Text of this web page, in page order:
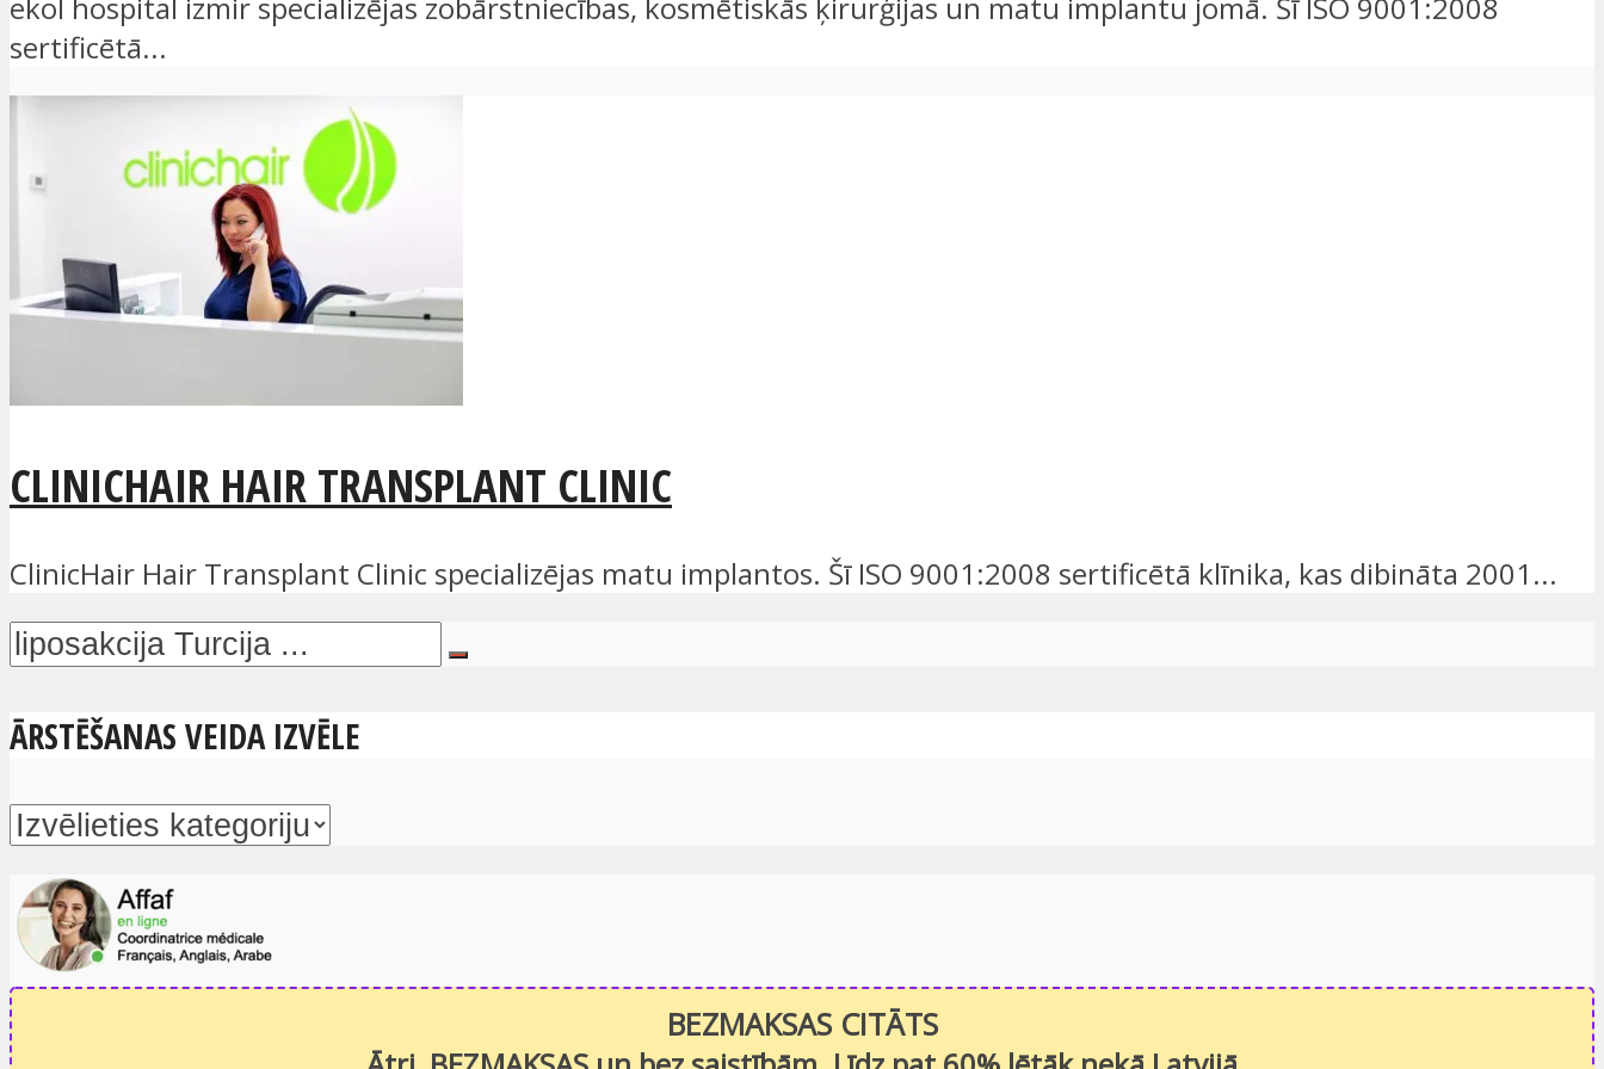
sertificētā...
CLINICHAIR HAIR TRANSPLANT CLINIC
ClinicHair Hair Transplant Clinic specializējas matu implantos. Šī ISO 9001:2008 sertificētā klīnika, kas dibināta 2001...
ĀRSTĒŠANAS VEIDA IZVĒLE
BEZMAKSAS CITĀTS